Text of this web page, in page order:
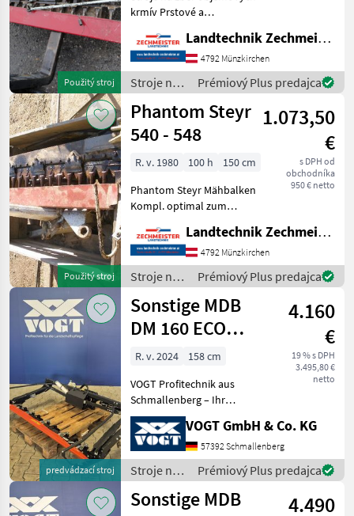
Použitý stroj
krmív Prstové a
kosačky
Landtechnik Zechmeister GmbH & Co KG
4792 Münzkirchen
Stroje na
zber
objemových
krmív /
Steyr
Prémiový Plus predajca
Použitý stroj
Phantom Steyr
540 - 548
1.073,50
€
s DPH od
obchodníka
950 € netto
R. v. 1980 100 h
150 cm
Phantom Steyr Mähbalken
Kompl. optimal zum
Flächenmähen mit
Doppelhubfinger. Pohon
skúšobným stavom:
hidraulicky náklon dozadu,
Vysoko umiestnenie, Nast
Landtechnik Zechmeister GmbH & Co KG
4792 Münzkirchen
Stroje na
zber
objemových
krmív /
Phantom
Prémiový Plus predajca
predvádzací stroj
Sonstige MDB
DM 160 ECO
Doppelmesser-
Mähwerk
4.160
€
19 % s DPH
3.495,80 €
netto
R. v. 2024
158 cm
VOGT Profitechnik aus
Schmallenberg – Ihr
führender Anbieter für
professionelle
Landschaftspflegetechnik =
Mehrere VOGT-Standorte +
100 Servicepartner in
Deutsch
VOGT GmbH & Co. KG
57392 Schmallenberg
Stroje na
zber
objemových
Prémiový Plus predajca
Sonstige MDB
4.490